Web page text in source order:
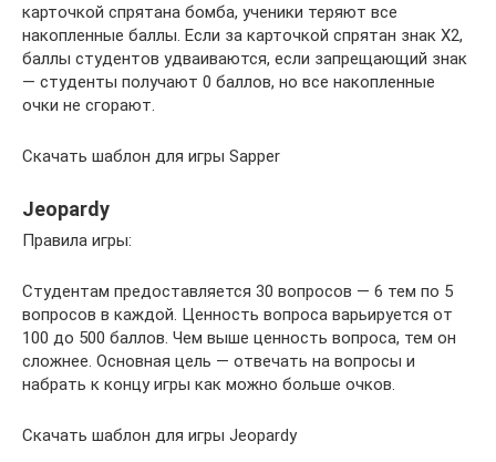
карточкой спрятана бомба, ученики теряют все
накопленные баллы. Если за карточкой спрятан знак X2,
баллы студентов удваиваются, если запрещающий знак
— студенты получают 0 баллов, но все накопленные
очки не сгорают.
Скачать шаблон для игры Sapper
Jeopardy
Правила игры:
Студентам предоставляется 30 вопросов — 6 тем по 5
вопросов в каждой. Ценность вопроса варьируется от
100 до 500 баллов. Чем выше ценность вопроса, тем он
сложнее. Основная цель — отвечать на вопросы и
набрать к концу игры как можно больше очков.
Скачать шаблон для игры Jeopardy